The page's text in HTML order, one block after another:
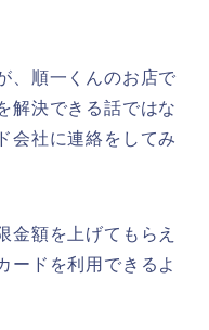
、順一くんのお店で
解決できる話ではな
会社に連絡をしてみ
金額を上げてもらえ
ードを利用できるよ